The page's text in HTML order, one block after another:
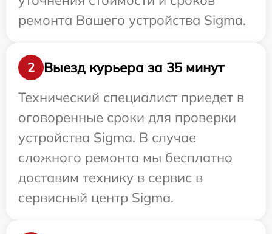
ремонта Вашего устройства Sigma.
2
Выезд курьера за 35 минут
Технический специалист приедет в
оговоренные сроки для проверки
устройства Sigma. В случае
сложного ремонта мы бесплатно
доставим технику в сервис в
сервисный центр Sigma.